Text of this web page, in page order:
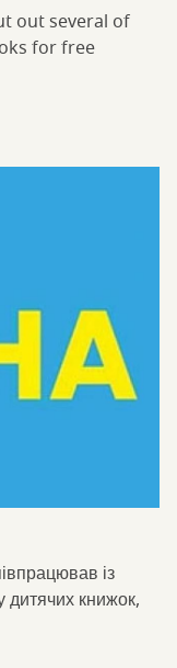
out several of
for free
із
дитячих книжок,